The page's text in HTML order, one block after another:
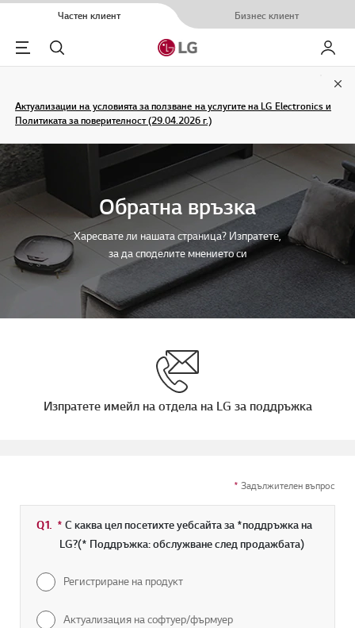
Частен клиент Бизнес клиент
Menu
Търсене Моят
Актуализации на условията за ползване на услугите на LG Electronics и
Политиката за поверителност (29.04.2026 г.)
Обратна връзка
Харесвате ли нашата страница? Изпратете,
за да споделите мнението си
Изпратете имейл на отдела на LG за поддръжка
* Задължителен въпрос
Q1. * Задължително поле
С каква цел посетихте уебсайта за *поддръжка на
LG?(* Поддръжка: обслужване след продажбата)
Регистриране на продукт
Актуализация на софтуер/фърмуер